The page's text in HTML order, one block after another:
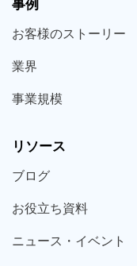
事例
お客様のストーリー
業界
事業規模
リソース
ブログ
お役立ち資料
ニュース・ イベント